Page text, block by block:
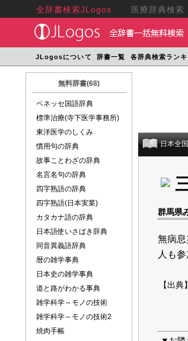
全辞書検索JLogos 医療辞典検索
JLogosについて 辞書一覧 各辞典検索ラン
無料辞書(68)
ベネッセ国語辞典
標準治療(寺下医学事務所)
東洋医学のしくみ
慣用句の辞典
故事ことわざの辞典
名言名句の辞典
四字熟語の辞典
四字熟語(日本実業)
カタカナ語の辞典
日本語使いさばき辞典
同音異義語辞典
暦の雑学事典
日本史の雑学事典
道と路がわかる事典
雑学科学～モノの技術
雑学科学～モノの技術2
焼肉手帳
日本全
群馬県
無病
人も参
【出典】